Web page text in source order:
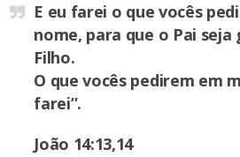
E eu farei o que vocês
nome, para que o Pai
Filho.
O que vocês pedirem em
farei”.
João 14:13,14